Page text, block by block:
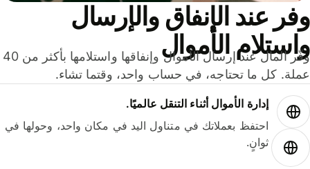
عند الإنفاق والإرسال
الأموال
وفّر المال عند إرسال الأموال وإنفاقها واستلامها بأكثر من 40
كل ما تحتاجه، في حساب واحد، وقتما تشاء.
إدارة الأموال أثناء التنقل عالميًا.
احتفظ بعملاتك في متناول اليد في مكان واحد، وحولها في
ثوانٍ.